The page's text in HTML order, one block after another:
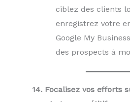
ciblez des clients
enregistrez votre
Google My
des prospects à
14. Focalisez vos efforts